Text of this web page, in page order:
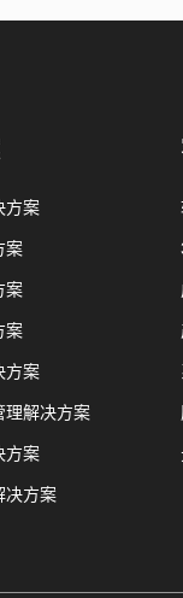
方案
案
案
案
方案
理解决方案
方案
决方案